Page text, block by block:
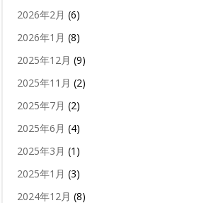
2026年2月 (6)
2026年1月 (8)
2025年12月 (9)
2025年11月 (2)
2025年7月 (2)
2025年6月 (4)
2025年3月 (1)
2025年1月 (3)
2024年12月 (8)